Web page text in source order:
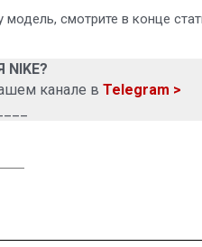
модель, смотрите в конце
канале в Telegram >